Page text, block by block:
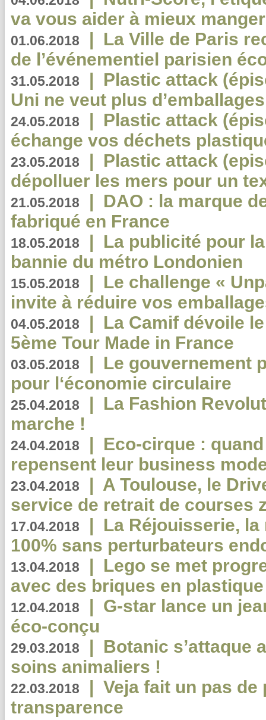
va vous aider à mieux
01.06.2018 | La Ville de Paris
de l’événementiel parisien
31.05.2018 | Plastic attack
Uni ne veut plus
24.05.2018 | Plastic attack
échange vos déchets
23.05.2018 | Plastic attack
dépolluer les mers pour un
21.05.2018 | DAO : la marque
fabriqué en France
18.05.2018 | La publicité pour
bannie du métro Londonien
15.05.2018 | Le challenge «
invite à réduire vos
04.05.2018 | La Camif dévoile
5ème Tour Made in France
03.05.2018 | Le gouvernement
pour l‘économie circulaire
25.04.2018 | La Fashion
marche !
24.04.2018 | Eco-cirque :
repensent leur business
23.04.2018 | A Toulouse, le
service de retrait de courses
17.04.2018 | La Réjouisserie,
100% sans perturbateurs
13.04.2018 | Lego se met
avec des briques en
12.04.2018 | G-star lance un
éco-conçu
29.03.2018 | Botanic s’attaque
soins animaliers !
22.03.2018 | Veja fait un pas de
transparence